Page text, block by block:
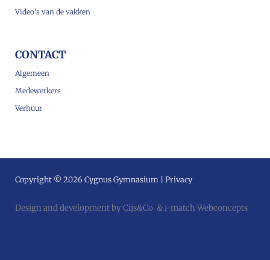
Video’s van de vakken
CONTACT
Algemeen
Medewerkers
Verhuur
Copyright © 2026 Cygnus Gymnasium | Privacy
Design and development by Cijs&Co &i-match Webconcepts